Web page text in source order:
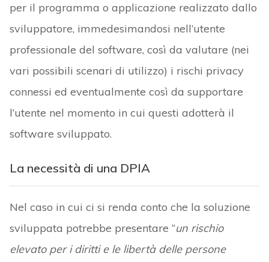
per il programma o applicazione realizzato dallo
sviluppatore, immedesimandosi nell’utente
professionale del software, così da valutare (nei
vari possibili scenari di utilizzo) i rischi privacy
connessi ed eventualmente così da supportare
l’utente nel momento in cui questi adotterà il
software sviluppato.
La necessità di una DPIA
Nel caso in cui ci si renda conto che la soluzione
sviluppata potrebbe presentare “un rischio
elevato per i diritti e le libertà delle persone